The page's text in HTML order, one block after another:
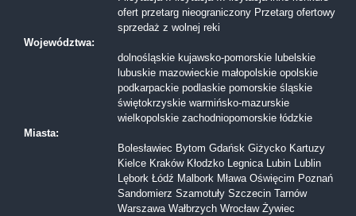
ofert przetarg nieograniczony Przetarg ofertowy
sprzedaż z wolnej reki
Województwa:
dolnośląskie kujawsko-pomorskie lubelskie
lubuskie mazowieckie małopolskie opolskie
podkarpackie podlaskie pomorskie śląskie
świętokrzyskie warmińsko-mazurskie
wielkopolskie zachodniopomorskie łódzkie
Miasta:
Bolesławiec Bytom Gdańsk Giżycko Kartuzy
Kielce Kraków Kłodzko Legnica Lubin Lublin
Lębork Łódź Malbork Mława Oświęcim Poznań
Sandomierz Szamotuły Szczecin Tarnów
Warszawa Wałbrzych Wrocław Żywiec